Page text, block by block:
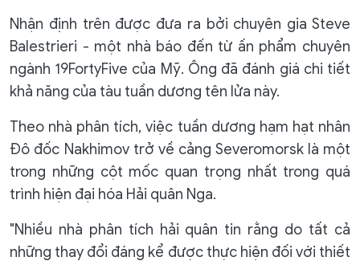
Nhận định trên được đưa ra bởi chuyên gia Steve
Balestrieri - một nhà báo đến từ ấn phẩm chuyên
ngành 19FortyFive của Mỹ. Ông đã đánh giá chi tiết
khả năng của tàu tuần dương tên lửa này.
Theo nhà phân tích, việc tuần dương hạm hạt nhân
Đô đốc Nakhimov trở về cảng Severomorsk là một
trong những cột mốc quan trọng nhất trong quá
trình hiện đại hóa Hải quân Nga.
"Nhiều nhà phân tích hải quân tin rằng do tất cả
những thay đổi đáng kể được thực hiện đối với thiết